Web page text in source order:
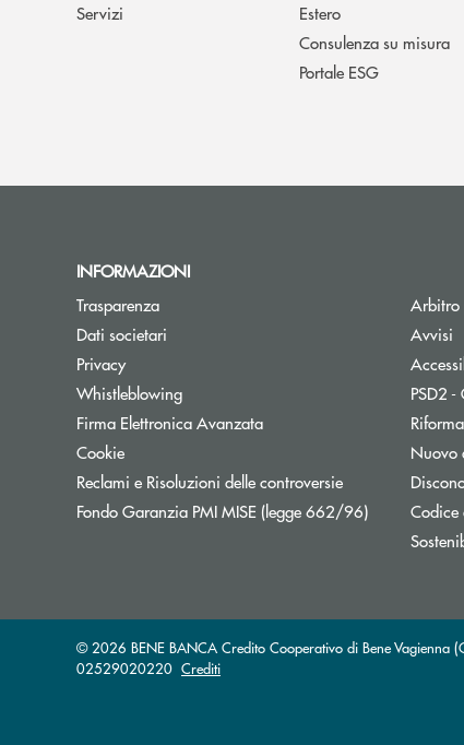
Servizi
Estero
Consulenza su misura
Portale ESG
INFORMAZIONI
Trasparenza
Dati societari
Privacy
Whistleblowing
Firma Elettronica Avanzata
Cookie
Reclami e Risoluzioni delle controversie
Fondo Garanzia PMI MISE (legge 662/96)Apre una
Arbitro
Avvisi
PSD2
Nuovo
Codice
© 2026 BENE BANCA Credito Cooperativo di Bene Vagienna
02529020220 Crediti